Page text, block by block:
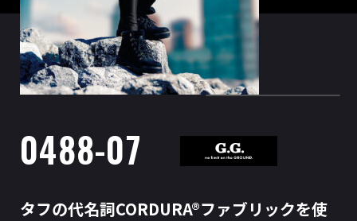
0488-07
タフの代名詞CORDURA®ファブリックを使